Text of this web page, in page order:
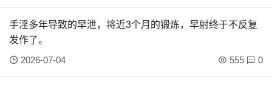
手淫多年导致的早泄，将近3个月的锻炼，早射终于不反复
发作了。
2026-07-04
555 0